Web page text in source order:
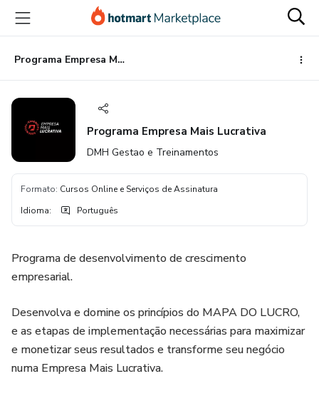
para
conteúdo
principal
para
pagamento
para
rodapé
Programa Empresa Mais Lucrativa
Programa Empresa Mais Lucrativa
DMH Gestao e Treinamentos
Formato: Cursos Online e Serviços de Assinatura
Idioma: Português
Programa de desenvolvimento de crescimento
empresarial.
Desenvolva e domine os princípios do MAPA DO LUCRO,
e as etapas de implementação necessárias para maximizar
e monetizar seus resultados e transforme seu negócio
numa Empresa Mais Lucrativa.